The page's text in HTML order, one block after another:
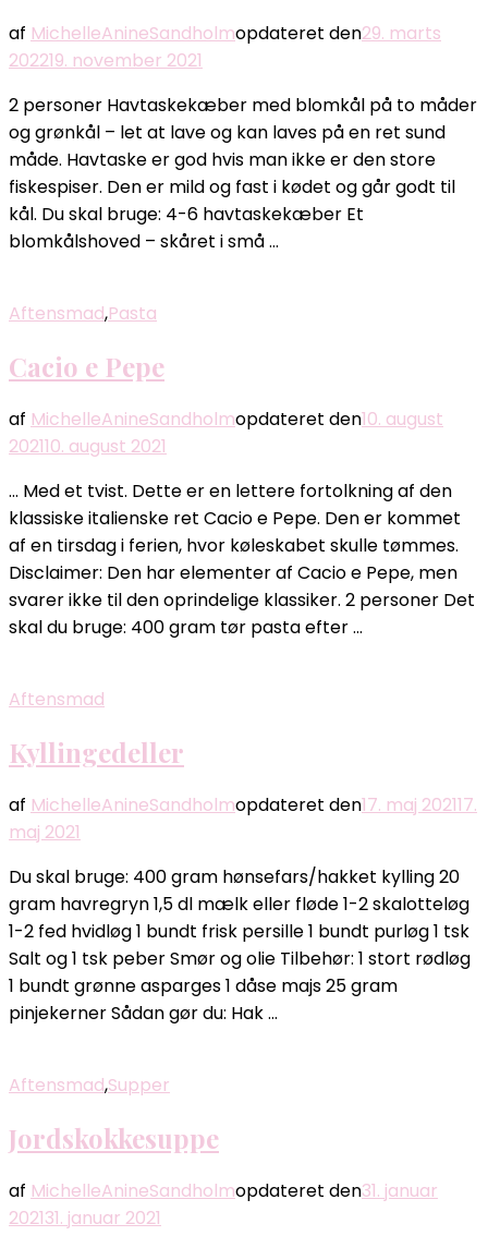
af MichelleAnineSandholmopdateret den29. marts
202219. november 2021
2 personer Havtaskekæber med blomkål på to måder
og grønkål – let at lave og kan laves på en ret sund
måde. Havtaske er god hvis man ikke er den store
fiskespiser. Den er mild og fast i kødet og går godt til
kål. Du skal bruge: 4-6 havtaskekæber Et
blomkålshoved – skåret i små …
Aftensmad,Pasta
Cacio e Pepe
af MichelleAnineSandholmopdateret den10. august
202110. august 2021
… Med et tvist. Dette er en lettere fortolkning af den
klassiske italienske ret Cacio e Pepe. Den er kommet
af en tirsdag i ferien, hvor køleskabet skulle tømmes.
Disclaimer: Den har elementer af Cacio e Pepe, men
svarer ikke til den oprindelige klassiker. 2 personer Det
skal du bruge: 400 gram tør pasta efter …
Aftensmad
Kyllingedeller
af MichelleAnineSandholmopdateret den17. maj 202117.
maj 2021
Du skal bruge: 400 gram hønsefars/hakket kylling 20
gram havregryn 1,5 dl mælk eller fløde 1-2 skalotteløg
1-2 fed hvidløg 1 bundt frisk persille 1 bundt purløg 1 tsk
Salt og 1 tsk peber Smør og olie Tilbehør: 1 stort rødløg
1 bundt grønne asparges 1 dåse majs 25 gram
pinjekerner Sådan gør du: Hak …
Aftensmad,Supper
Jordskokkesuppe
af MichelleAnineSandholmopdateret den31. januar
202131. januar 2021